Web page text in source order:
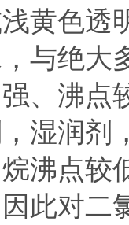
黄色透
与绝大
、沸点
湿润剂
沸点较
此对二